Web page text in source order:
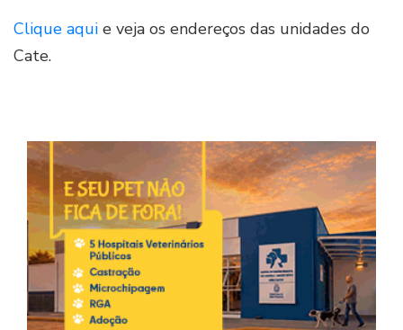
Clique aqui e veja os endereços das unidades do
Cate.